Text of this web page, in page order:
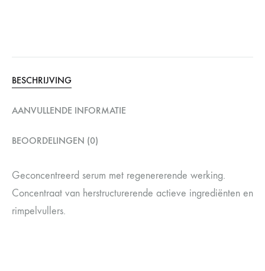
BESCHRIJVING
AANVULLENDE INFORMATIE
BEOORDELINGEN (0)
Geconcentreerd serum met regenererende werking.
Concentraat van herstructurerende actieve ingrediënten en
rimpelvullers.